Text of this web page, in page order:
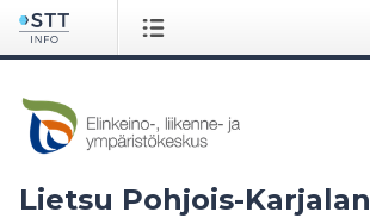
Lietsu Pohjois-Karjalan